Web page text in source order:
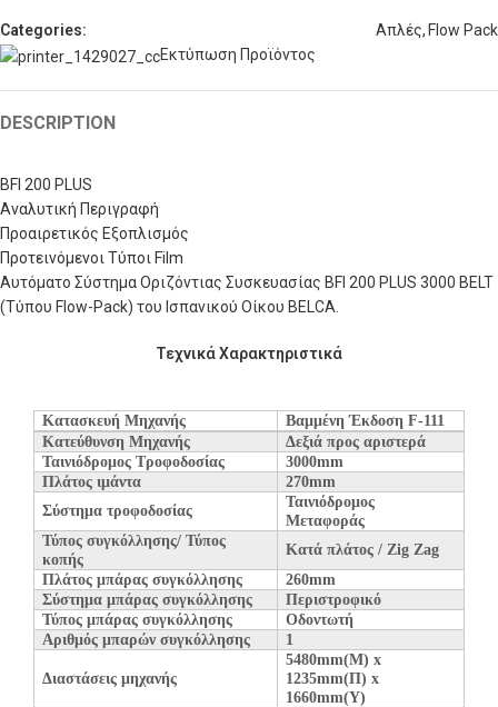
Categories: Απλές, Flow Pack
Εκτύπωση Προϊόντος
DESCRIPTION
BFI 200 PLUS
Αναλυτική Περιγραφή
Προαιρετικός Εξοπλισμός
Προτεινόμενοι Τύποι Film
Αυτόματο Σύστημα Οριζόντιας Συσκευασίας BFI 200 PLUS 3000 BELT
(Τύπου Flow-Pack) του Ισπανικού Οίκου BELCA.
Τεχνικά Χαρακτηριστικά
Κατασκευή Μηχανής
Βαμμένη Έκδοση F-111
Κατεύθυνση Μηχανής
Δεξιά προς αριστερά
Ταινιόδρομος Τροφοδοσίας
3000mm
Πλάτος ιμάντα
270mm
Σύστημα τροφοδοσίας
Ταινιόδρομος
Μεταφοράς
Τύπος συγκόλλησης/ Τύπος
κοπής
Κατά πλάτος / Zig Zag
Πλάτος μπάρας συγκόλλησης
260mm
Σύστημα μπάρας συγκόλλησης
Περιστροφικό
Τύπος μπάρας συγκόλλησης
Οδοντωτή
Αριθμός μπαρών συγκόλλησης
1
Διαστάσεις μηχανής
5480mm(M)x
1235mm(Π)x
1660mm(Y)